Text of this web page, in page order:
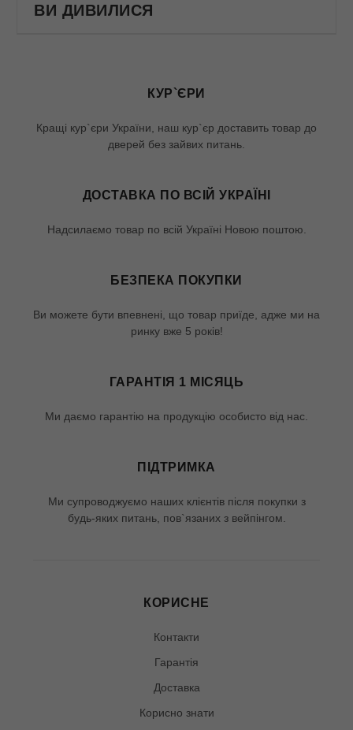
ВИ ДИВИЛИСЯ
КУР`ЄРИ
Кращі кур`єри України, наш кур`єр доставить товар до
дверей без зайвих питань.
ДОСТАВКА ПО ВСІЙ УКРАЇНІ
Надсилаємо товар по всій Україні Новою поштою.
БЕЗПЕКА ПОКУПКИ
Ви можете бути впевнені, що товар приїде, адже ми на
ринку вже 5 років!
ГАРАНТІЯ 1 МІСЯЦЬ
Ми даємо гарантію на продукцію особисто від нас.
ПІДТРИМКА
Ми супроводжуємо наших клієнтів після покупки з
будь-яких питань, пов`язаних з вейпінгом.
КОРИСНЕ
Контакти
Гарантія
Доставка
Корисно знати